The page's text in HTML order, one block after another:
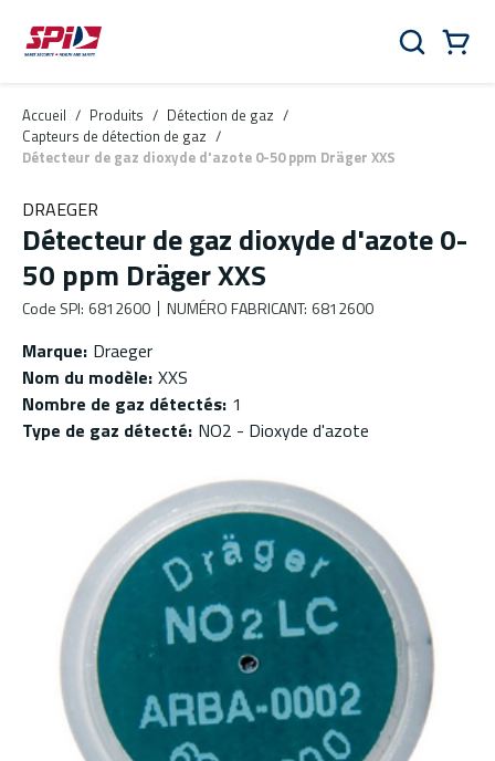
Aller au contenu principal
Skip to menu
Skip to footer
Rechercher
Accueil / Produits / Détection de gaz /
Capteurs de détection de gaz /
Détecteur de gaz dioxyde d'azote 0-50 ppm Dräger XXS
DRAEGER
Détecteur de gaz dioxyde d'azote 0-
50 ppm Dräger XXS
Code SPI: 6812600 NUMÉRO FABRICANT: 6812600
Marque: Draeger
Nom du modèle: XXS
Nombre de gaz détectés: 1
Type de gaz détecté: NO2 - Dioxyde d'azote